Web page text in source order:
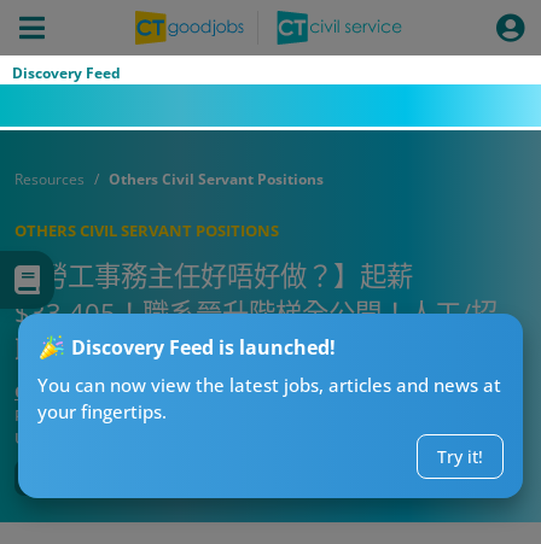
Discovery Feed
Discovery Feed is launched!
You can now view the latest jobs, articles and news at
your fingertips.
Try it!
Resources Others Civil Servant Positions
OTHERS CIVIL SERVANT POSITIONS
【勞工事務主任好唔好做？】起薪
$33,405！職系晉升階梯全公開！人工/招
聘/面試懶人包
CT求職戰略師
Published:2026-08-05 13:38
Updated: